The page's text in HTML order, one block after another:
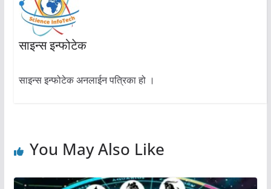
साइन्स इन्फोटेक
साइन्स इन्फोटेक अनलाईन पत्रिका हो ।
You May Also Like